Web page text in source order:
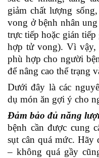
giảm chất lượng
vong ở bệnh nhân
trực tiếp hoặc gián
hợp tử vong). Vì vậy,
phù hợp cho người
để nâng cao thể trạng
Dưới đây là các
dụ món ăn gợi ý cho
Đảm bảo đủ năng
bệnh cần được cung
sụt cân quá mức.
– không quá gầy